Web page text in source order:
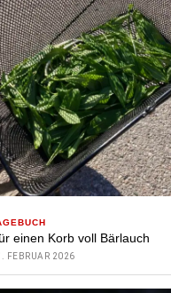
einen Korb voll Bärlauch
FEBRUAR 2026